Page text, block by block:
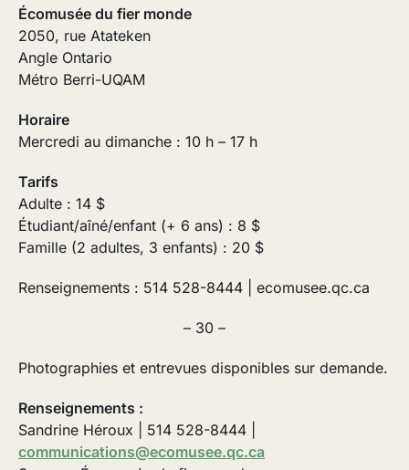
Écomusée du fier monde
2050, rue Atateken
Angle Ontario
Métro Berri-UQAM
Horaire
Mercredi au dimanche : 10 h – 17 h
Tarifs
Adulte : 14 $
Étudiant/aîné/enfant (+ 6 ans) : 8 $
Famille (2 adultes, 3 enfants) : 20 $
Renseignements : 514 528-8444 | ecomusee.qc.ca
– 30 –
Photographies et entrevues disponibles sur demande.
Renseignements :
Sandrine Héroux | 514 528-8444 |
communications@ecomusee.qc.ca